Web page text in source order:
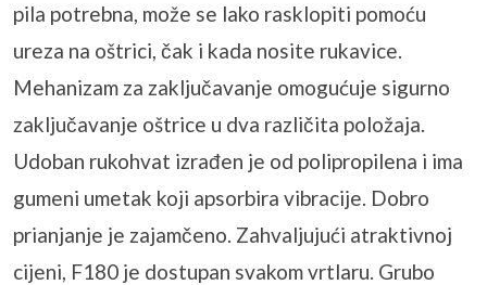
pila potrebna, može se lako rasklopiti pomoću
ureza na oštrici, čak i kada nosite rukavice.
Mehanizam za zaključavanje omogućuje sigurno
zaključavanje oštrice u dva različita položaja.
Udoban rukohvat izrađen je od polipropilena i ima
gumeni umetak koji apsorbira vibracije. Dobro
prianjanje je zajamčeno. Zahvaljujući atraktivnoj
cijeni, F180 je dostupan svakom vrtlaru. Grubo